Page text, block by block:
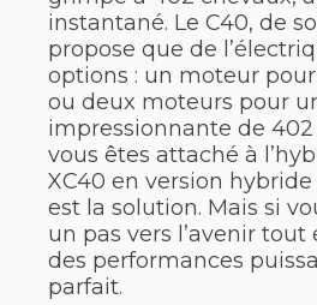
instantané. Le C40, de
propose que de
options : un moteur
ou deux moteurs pour
impressionnante de 402
vous êtes attaché à
XC40 en version
est la solution. Mais si
un pas vers l’avenir
des performances
parfait.